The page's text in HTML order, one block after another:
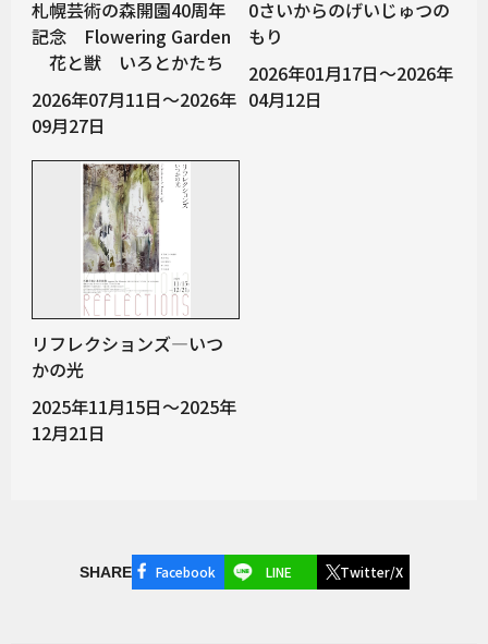
札幌芸術の森開園40周年
記念 Flowering Garden
花と獣 いろとかたち
2026年07月11日～2026年
09月27日
0さいからのげいじゅつの
もり
2026年01月17日～2026年
04月12日
リフレクションズ―いつ
かの光
2025年11月15日～2025年
12月21日
SHARE Facebook LINE Twitter/X